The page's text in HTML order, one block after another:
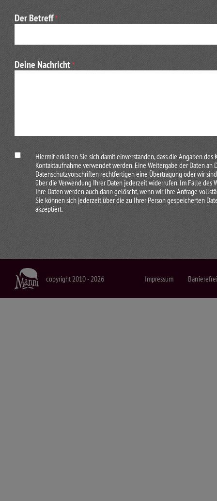
Im Kopf des Chefs Titika kristallisiert sich in
beibringen. Ich soll ihm einfach ein Stück Papier bringen
Zunächst aber geht’s weiter nach Plan. Feuermachen
ein Reißigbündel mit Mannis Blashilfe zum Auflodern
überreiche es Titika. Der reicht es an einen
Massai, wie das Leben in so einer Lehmhütte funktioniert.
werde ein Knabe zum Manne. Ob das tatsächlich eine
Massai-Schausteller wirklich hier wohnen, wo sie ihren
Mikrowelle steht.
Der nächste Akt ist der eigentliche. Wir werden an die
sind. Wir sind gewillt, ein paar Sachen zu kaufen. Der uns
Titika fragt mich, ob ich ihm meine Uhr verkaufe. 50
Wo ist mein Tagebuch? Nicht dass es die Massai
Der Betreff*
Deine Nachricht *
Hiermit erklären Sie sich damit einverstanden, dass die Angaben
Kontaktaufnahme verwendet werden. Eine Weitergabe der Daten
Datenschutzvorschriften rechtfertigen eine Übertragung oder wir
über die Verwendung Ihrer Daten jederzeit widerrufen. Im Falle
Ihre Daten werden auch dann gelöscht, wenn wir Ihre Anfrage
Sie können sich jederzeit über die zu Ihrer Person gespeicherten
akzeptiert.
copyright 2010 - 2026 Impressum